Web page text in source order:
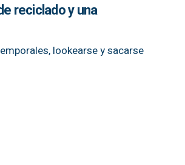
reciclado y una
lookearse y sacarse